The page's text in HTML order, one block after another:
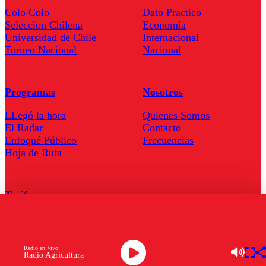
Radio Agricultura
Radio en Vivo
Colo Colo
Seleccion Chilena
Universidad de Chile
Torneo Nacional
Dato Practico
Economía
Internacional
Nacional
Programas
LLegó la hora
El Radar
Enfoqué Público
Hoja de Ruta
Nosotros
Quienes Somos
Contacto
Frecuencias
Tarifas